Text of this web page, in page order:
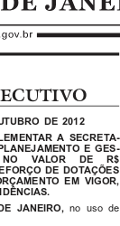
DE 2012
A SECRETA-
E GES-
VALOR  DE  R$
DE DOTAÇÕES
EM VIGOR,
JANEIRO, no uso de